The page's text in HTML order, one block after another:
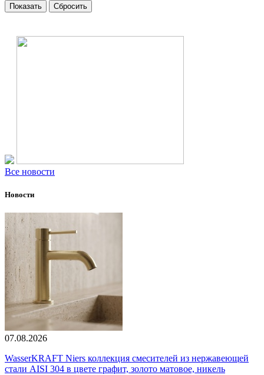
Все новости
Новости
07.08.2026
WasserKRAFT Niers коллекция смесителей из нержавеющей
стали AISI 304 в цвете графит, золото матовое, никель